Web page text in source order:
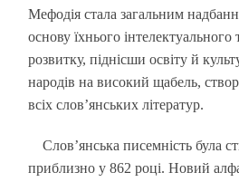
Мефодія стала загальним
основу їхнього
розвитку, піднісши освіту й
народів на високий щабель,
всіх слов’янських літератур.
Слов’янська писемність була
приблизно у 862 році. Новий